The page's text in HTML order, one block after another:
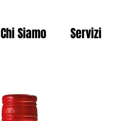
Chi Siamo Servizi